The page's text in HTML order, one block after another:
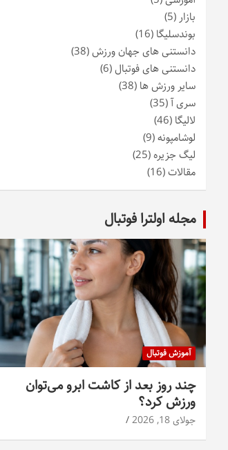
بازار (5)
بوندسلیگا (16)
دانستنی های جهان ورزش(38)
دانستنی های فوتبال(6)
سایر ورزش ها (38)
سری آ(35)
لالیگا (46)
لوشامپونه(9)
لیگ جزیره(25)
مقالات(16)
مجله اولترا فوتبال
آموزش فوتبال
چند روز بعد از کاشت ابرو می‌توان
ورزش کرد؟
جولای 18, 2026